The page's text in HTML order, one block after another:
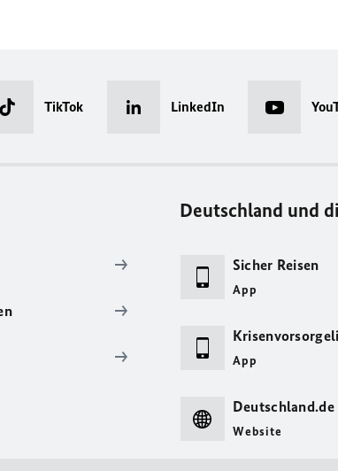
TikTok LinkedIn
Deutschland und
Sicher Reisen
App
App
Deutschland.de
Website